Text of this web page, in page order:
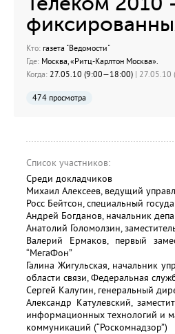
Кто: газета "Ведомости"
Где: Москва, «Ритц-Карлтон Москва».
Когда: 27.05.10 (9:00—18:00) |
474 просмотра
Список участников:
Среди докладчиков
Михаил Алексеев, ведущий
Росс Бейтсон, специальный
Андрей Богданов, начальник
Анатолий Голомолзин,
Валерий Ермаков, первый
“МегаФон”
Галина Жигульская, начальник
области связи, Федеральная
Сергей Калугин, генеральный
Александр Катулевский,
информационных технологий и
коммуникаций (“Роскомнадзор”)